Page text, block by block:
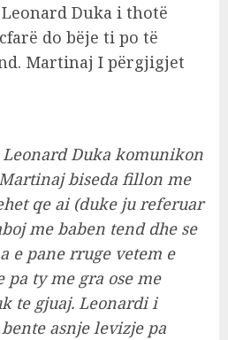
Leonard Duka i thotë
do bëje ti po të
Martinaj I përgjigjet
Leonard Duka komunikon
biseda fillon me
qe ai (duke ju referuar
me baben tend dhe se
e pane rruge vetem e
pa ty me gra ose me
te gjuaj. Leonardi i
asnje levizje pa